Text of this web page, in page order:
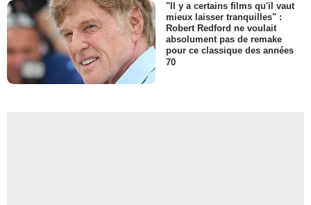
"Il y a certains films qu'il vaut
mieux laisser tranquilles" :
Robert Redford ne voulait
absolument pas de remake
pour ce classique des années
70